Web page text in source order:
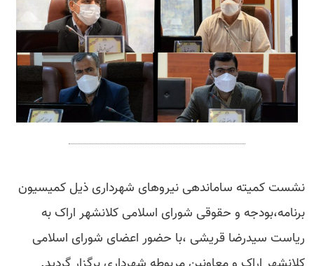
نشست کمیته ساماندهی نیروهای شهرداری ذیل کمیسیون
برنامه،بودجه و حقوقی شورای اسلامی کلانشهر اراک به
ریاست سیدرضا قریشی ،با حضور اعضای شورای اسلامی